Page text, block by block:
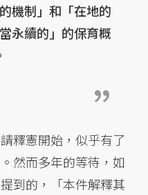
機制」和「在地的
永續的」的保育概
釋憲開始，似乎有了
然而多年的等待，如
到的，「本件解釋其